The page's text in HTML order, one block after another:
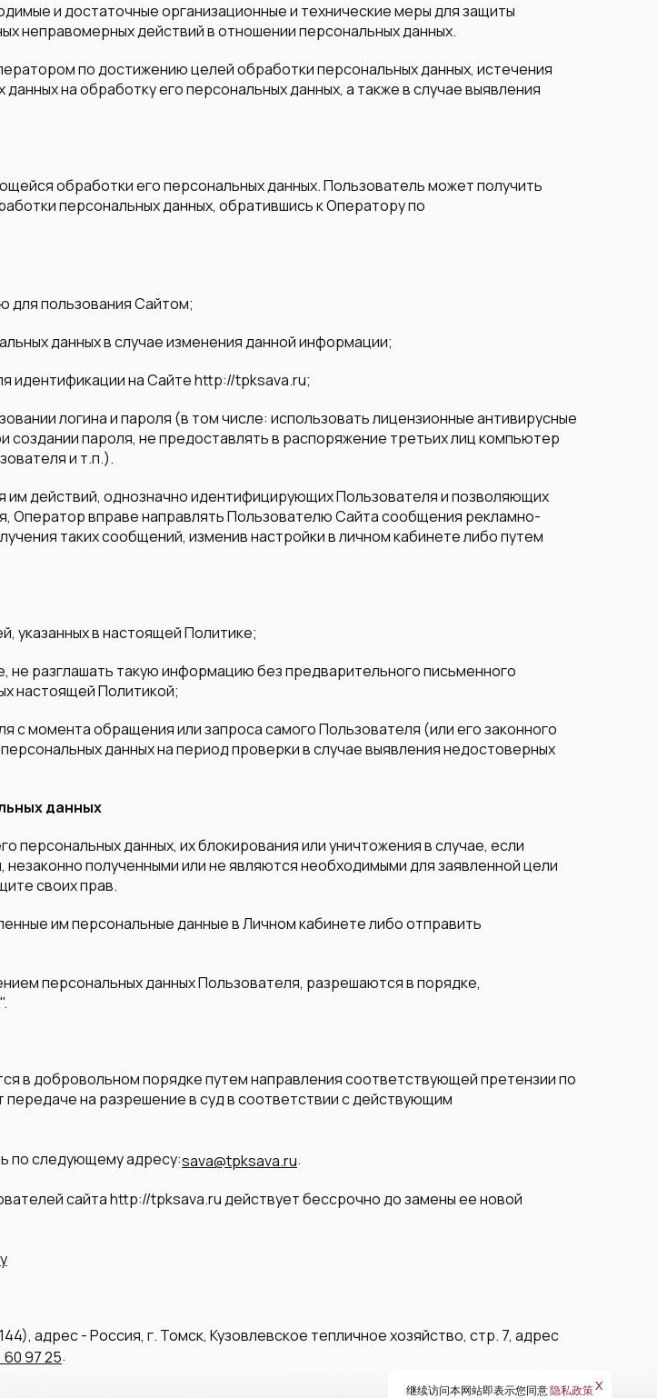
и достаточные организационные и технические меры для защиты
неправомерных действий в отношении персональных данных.
по достижению целей обработки персональных данных, истечения
на обработку его персональных данных, а также в случае выявления
обработки его персональных данных. Пользователь может получить
персональных данных, обратившись к Оператору по
для пользования Сайтом;
данных в случае изменения данной информации;
идентификации на Сайте http://tpksava.ru;
логина и пароля (в том числе: использовать лицензионные антивирусные
пароля, не предоставлять в распоряжение третьих лиц компьютер
и т.п.).
действий, однозначно идентифицирующих Пользователя и позволяющих
Оператор вправе направлять Пользователю Сайта сообщения рекламно-
таких сообщений, изменив настройки в личном кабинете либо путем
указанных в настоящей Политике;
разглашать такую информацию без предварительного письменного
настоящей Политикой;
с момента обращения или запроса самого Пользователя (или его законного
данных на период проверки в случае выявления недостоверных
данных
персональных данных, их блокирования или уничтожения в случае, если
полученными или не являются необходимыми для заявленной цели
своих прав.
им персональные данные в Личном кабинете либо отправить
персональных данных Пользователя, разрешаются в порядке,
в добровольном порядке путем направления соответствующей претензии по
на разрешение в суд в соответствии с действующим
по следующему адресу:sava@tpksava.ru.
сайта http://tpksava.ru действует бессрочно до замены ее новой
адрес - Россия, г. Томск, Кузовлевское тепличное хозяйство, стр. 7, адрес
60 97 25.
继续访问本网站即表示您同意隐私政策х